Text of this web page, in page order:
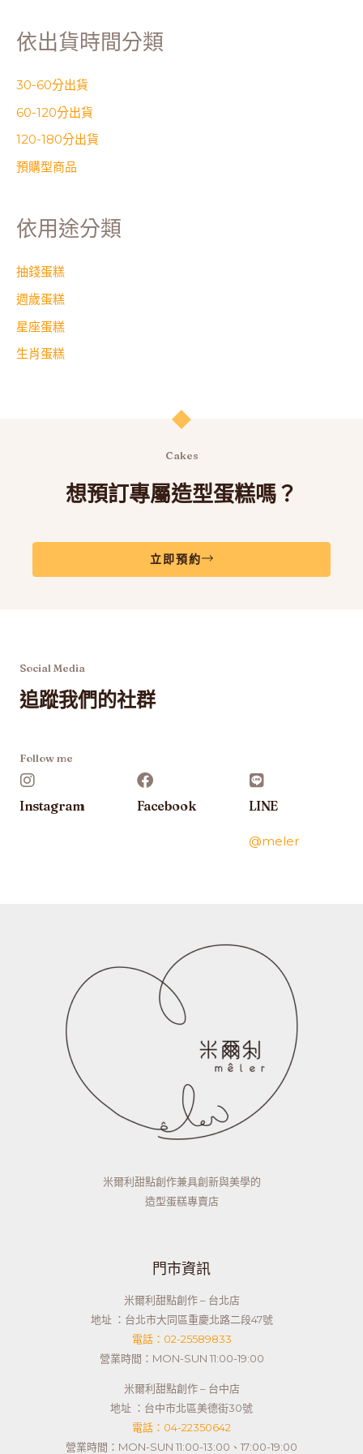
依出貨時間分類
30-60分出貨
60-120分出貨
120-180分出貨
預購型商品
依用途分類
抽錢蛋糕
週歲蛋糕
星座蛋糕
生肖蛋糕
Cakes
想預訂專屬造型蛋糕嗎？
立即預約
Social Media
追蹤我們的社群
Follow me
Instagram Facebook LINE
@meler
米爾利甜點創作兼具創新與美學的
造型蛋糕專賣店
門市資訊
米爾利甜點創作 – 台北店
地址 ：台北市大同區重慶北路二段47號
電話：02-25589833
營業時間：MON-SUN 11:00-19:00
米爾利甜點創作 – 台中店
地址 ：台中市北區美德街30號
電話：04-22350642
營業時間：MON-SUN 11:00-13:00、17:00-19:00